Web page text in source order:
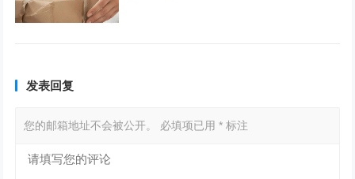
发表回复
您的邮箱地址不会被公开。 必填项已用* 标注